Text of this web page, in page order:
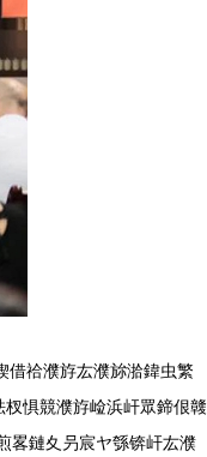
借祫濮斿厷濮旀湁鍏虫繁
惧競濮斿崄浜屽眾鍗佷竷
畧鏈夊叧宸ヤ綔锛屽厷濮